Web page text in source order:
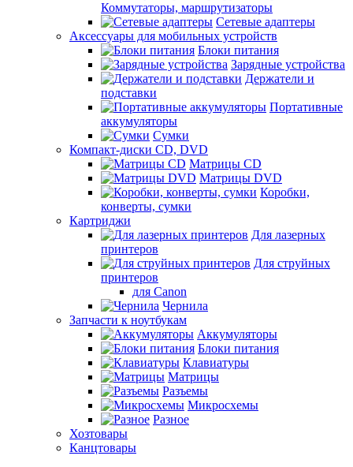
Коммутаторы, маршрутизаторы
Сетевые адаптеры
Аксессуары для мобильных устройств
Блоки питания
Зарядные устройства
Держатели и
подставки
Портативные
аккумуляторы
Сумки
Компакт-диски CD, DVD
Матрицы CD
Матрицы DVD
Коробки,
конверты, сумки
Картриджи
Для лазерных
принтеров
Для струйных
принтеров
для Canon
Чернила
Запчасти к ноутбукам
Аккумуляторы
Блоки питания
Клавиатуры
Матрицы
Разъемы
Микросхемы
Разное
Хозтовары
Канцтовары